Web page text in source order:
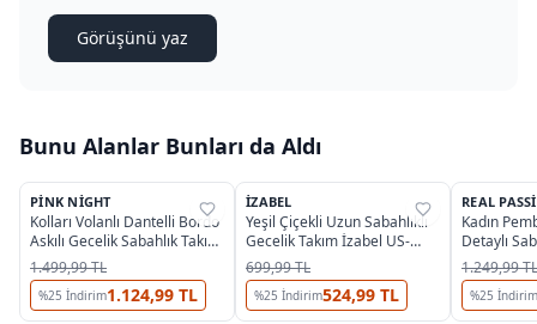
Görüşünü yaz
Bunu Alanlar Bunları da Aldı
%63
PINK NIGHT
Kolları Volanlı Dantelli Bordo
Askılı Gecelik Sabahlık Takım
Pink Night 1503
1.499,99 TL
%25 İndirim1.124,99 TL
%63
İZABEL
Yeşil Çiçekli Uzun Sabahlıklı
Gecelik Takım İzabel US-
6005
699,99 TL
%25 İndirim524,99 TL
%35
REAL
Kadın
Detaylı
Takım
1.249,99 TL
%25 İndirim